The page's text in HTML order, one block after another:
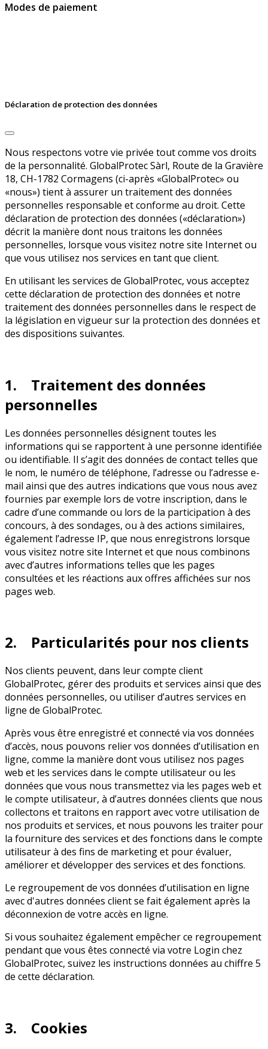
Modes de paiement
Déclaration de protection des données
Nous respectons votre vie privée tout comme vos droits
de la personnalité. GlobalProtec Sàrl, Route de la Gravière
18, CH-1782 Cormagens (ci-après «GlobalProtec» ou
«nous») tient à assurer un traitement des données
personnelles responsable et conforme au droit. Cette
déclaration de protection des données («déclaration»)
décrit la manière dont nous traitons les données
personnelles, lorsque vous visitez notre site Internet ou
que vous utilisez nos services en tant que client.
En utilisant les services de GlobalProtec, vous acceptez
cette déclaration de protection des données et notre
traitement des données personnelles dans le respect de
la législation en vigueur sur la protection des données et
des dispositions suivantes.
1. Traitement des données
personnelles
Les données personnelles désignent toutes les
informations qui se rapportent à une personne identifiée
ou identifiable. Il s’agit des données de contact telles que
le nom, le numéro de téléphone, l’adresse ou l’adresse e-
mail ainsi que des autres indications que vous nous avez
fournies par exemple lors de votre inscription, dans le
cadre d’une commande ou lors de la participation à des
concours, à des sondages, ou à des actions similaires,
également l’adresse IP, que nous enregistrons lorsque
vous visitez notre site Internet et que nous combinons
avec d’autres informations telles que les pages
consultées et les réactions aux offres affichées sur nos
pages web.
2. Particularités pour nos clients
Nos clients peuvent, dans leur compte client
GlobalProtec, gérer des produits et services ainsi que des
données personnelles, ou utiliser d’autres services en
ligne de GlobalProtec.
Après vous être enregistré et connecté via vos données
d’accès, nous pouvons relier vos données d’utilisation en
ligne, comme la manière dont vous utilisez nos pages
web et les services dans le compte utilisateur ou les
données que vous nous transmettez via les pages web et
le compte utilisateur, à d’autres données clients que nous
collectons et traitons en rapport avec votre utilisation de
nos produits et services, et nous pouvons les traiter pour
la fourniture des services et des fonctions dans le compte
utilisateur à des fins de marketing et pour évaluer,
améliorer et développer des services et des fonctions.
Le regroupement de vos données d’utilisation en ligne
avec d'autres données client se fait également après la
déconnexion de votre accès en ligne.
Si vous souhaitez également empêcher ce regroupement
pendant que vous êtes connecté via votre Login chez
GlobalProtec, suivez les instructions données au chiffre 5
de cette déclaration.
3. Cookies